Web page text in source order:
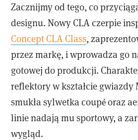
Zacznijmy od tego, co
designu. Nowy CLA czerpie
Concept CLA Class,
przez markę, i wprowadza go
gotowej do produkcji.
reflektory w kształcie gwiazdy
smukła sylwetka coupé oraz
linie nadają mu sportowy, a
wygląd.